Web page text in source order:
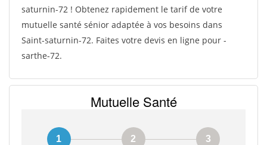
saturnin-72 ! Obtenez rapidement le tarif de votre
mutuelle santé sénior adaptée à vos besoins dans
Saint-saturnin-72. Faites votre devis en ligne pour -
sarthe-72.